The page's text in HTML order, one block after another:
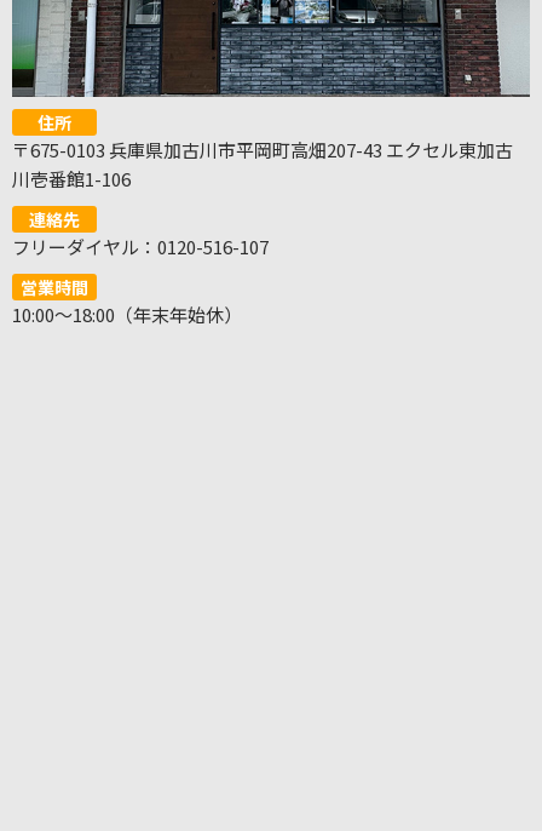
住所
〒675-0103 兵庫県加古川市平岡町高畑207-43 エクセル東加古
川壱番館1-106
連絡先
フリーダイヤル：0120-516-107
営業時間
10:00～18:00（年末年始休）